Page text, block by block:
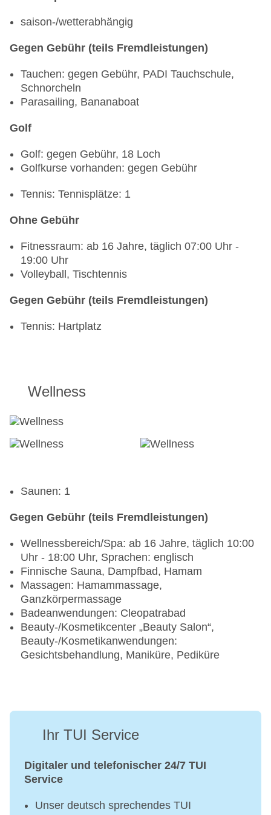
ohne Gebühr
saison-/wetterabhängig
Gegen Gebühr (teils Fremdleistungen)
Tauchen: gegen Gebühr, PADI Tauchschule,
Schnorcheln
Parasailing, Bananaboat
Golf
Golf: gegen Gebühr, 18 Loch
Golfkurse vorhanden: gegen Gebühr
Tennis: Tennisplätze: 1
Ohne Gebühr
Fitnessraum: ab 16 Jahre, täglich 07:00 Uhr -
19:00 Uhr
Volleyball, Tischtennis
Gegen Gebühr (teils Fremdleistungen)
Tennis: Hartplatz
Wellness
Saunen: 1
Gegen Gebühr (teils Fremdleistungen)
Wellnessbereich/Spa: ab 16 Jahre, täglich 10:00
Uhr - 18:00 Uhr, Sprachen: englisch
Finnische Sauna, Dampfbad, Hamam
Massagen: Hamammassage,
Ganzkörpermassage
Badeanwendungen: Cleopatrabad
Beauty-/Kosmetikcenter „Beauty Salon“,
Beauty-/Kosmetikanwendungen:
Gesichtsbehandlung, Maniküre, Pediküre
Ihr TUI Service
Digitaler und telefonischer 24/7 TUI
Service
Unser deutsch sprechendes TUI